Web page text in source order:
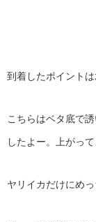
到着したポイントは
こちらはベタ底で
したよー。上がっ
ヤリイカだけにめ